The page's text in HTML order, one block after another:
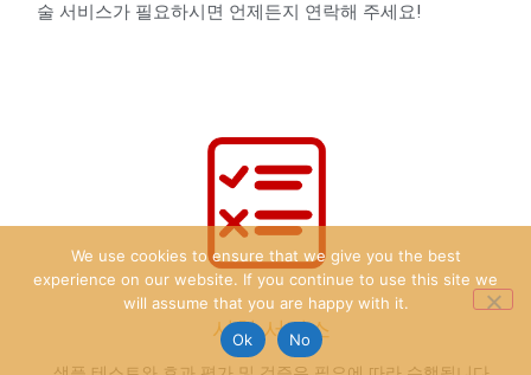
술 서비스가 필요하시면 언제든지 연락해 주세요!
시험 서비스
We use cookies to ensure that we give you the best
experience on our website. If you continue to use this site we
will assume that you are happy with it.
Ok
No